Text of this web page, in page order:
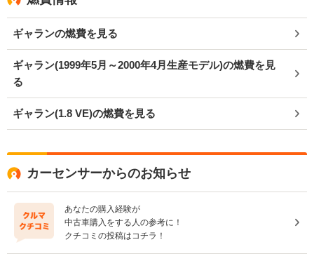
ギャランの燃費を見る
ギャラン(1999年5月～2000年4月生産モデル)の燃費を見
る
ギャラン(1.8 VE)の燃費を見る
カーセンサーからのお知らせ
あなたの購入経験が
中古車購入をする人の参考に！
クチコミの投稿はコチラ！